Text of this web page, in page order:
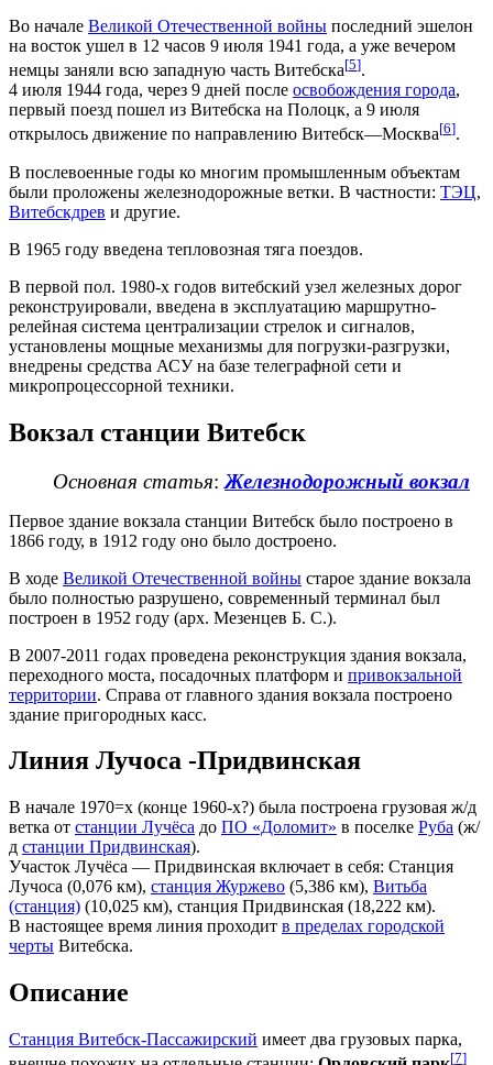
Во начале Великой Отечественной войны последний эшелон
на восток ушел в 12 часов 9 июля 1941 года, а уже вечером
немцы заняли всю западную часть Витебска[5].
4 июля 1944 года, через 9 дней после освобождения города,
первый поезд пошел из Витебска на Полоцк, а 9 июля
открылось движение по направлению Витебск—Москва[6].
В послевоенные годы ко многим промышленным объектам
были проложены железнодорожные ветки. В частности: ТЭЦ,
Витебскдрев и другие.
В 1965 году введена тепловозная тяга поездов.
В первой пол. 1980-х годов витебский узел железных дорог
реконструировали, введена в эксплуатацию маршрутно-
релейная система централизации стрелок и сигналов,
установлены мощные механизмы для погрузки-разгрузки,
внедрены средства АСУ на базе телеграфной сети и
микропроцессорной техники.
Вокзал станции Витебск
Основная статья: Железнодорожный вокзал
Первое здание вокзала станции Витебск было построено в
1866 году, в 1912 году оно было достроено.
В ходе Великой Отечественной войны старое здание вокзала
было полностью разрушено, современный терминал был
построен в 1952 году (арх. Мезенцев Б. С.).
В 2007-2011 годах проведена реконструкция здания вокзала,
переходного моста, посадочных платформ и привокзальной
территории. Справа от главного здания вокзала построено
здание пригородных касс.
Линия Лучоса -Придвинская
В начале 1970=х (конце 1960-х?) была построена грузовая ж/д
ветка от станции Лучёса до ПО «Доломит» в поселке Руба (ж/
д станции Придвинская).
Участок Лучёса — Придвинская включает в себя: Станция
Лучоса (0,076 км), станция Журжево (5,386 км), Витьба
(станция) (10,025 км), станция Придвинская (18,222 км).
В настоящее время линия проходит в пределах городской
черты Витебска.
Описание
Станция Витебск-Пассажирский имеет два грузовых парка,
[7]